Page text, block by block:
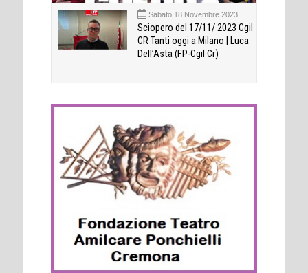
Sabato 18 Novembre 2023
Sciopero del 17/11/ 2023 Cgil
CR Tanti oggi a Milano | Luca
Dell’Asta (FP-Cgil Cr)